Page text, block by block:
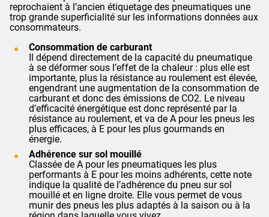
reprochaient à l’ancien étiquetage des pneumatiques une
trop grande superficialité sur les informations données aux
consommateurs.
Consommation de carburant
Il dépend directement de la capacité du pneumatique
à se déformer sous l’effet de la chaleur : plus elle est
importante, plus la résistance au roulement est élevée,
engendrant une augmentation de la consommation de
carburant et donc des émissions de CO2. Le niveau
d’efficacité énergétique est donc représenté par la
résistance au roulement, et va de A pour les pneus les
plus efficaces, à E pour les plus gourmands en
énergie.
Adhérence sur sol mouillé
Classée de A pour les pneumatiques les plus
performants à E pour les moins adhérents, cette note
indique la qualité de l’adhérence du pneu sur sol
mouillé et en ligne droite. Elle vous permet de vous
munir des pneus les plus adaptés à la saison ou à la